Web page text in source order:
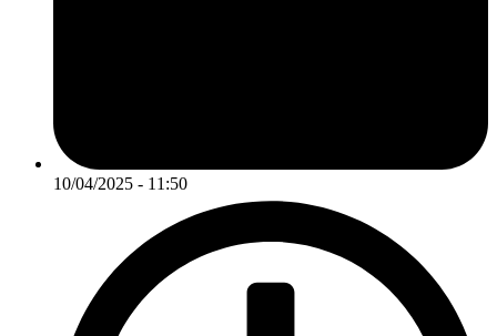
10/04/2025 - 11:50